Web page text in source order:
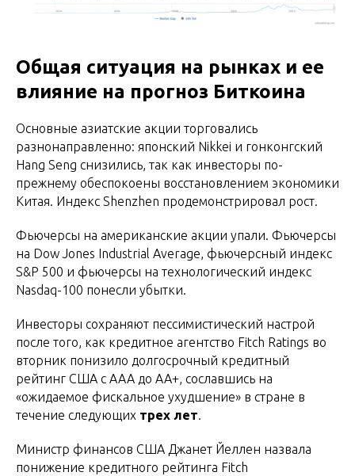
Общая ситуация на рынках и ее
влияние на прогноз Биткоина
Основные азиатские акции торговались
разнонаправленно: японский Nikkei и гонконгский
Hang Seng снизились, так как инвесторы по-
прежнему обеспокоены восстановлением экономики
Китая. Индекс Shenzhen продемонстрировал рост.
Фьючерсы на американские акции упали. Фьючерсы
на Dow Jones Industrial Average, фьючерсный индекс
S&P 500 и фьючерсы на технологический индекс
Nasdaq-100 понесли убытки.
Инвесторы сохраняют пессимистический настрой
после того, как кредитное агентство Fitch Ratings во
вторник понизило долгосрочный кредитный
рейтинг США с AAA до AA+, сославшись на
«ожидаемое фискальное ухудшение» в стране в
течение следующих трех лет.
Министр финансов США Джанет Йеллен назвала
понижение кредитного рейтинга Fitch